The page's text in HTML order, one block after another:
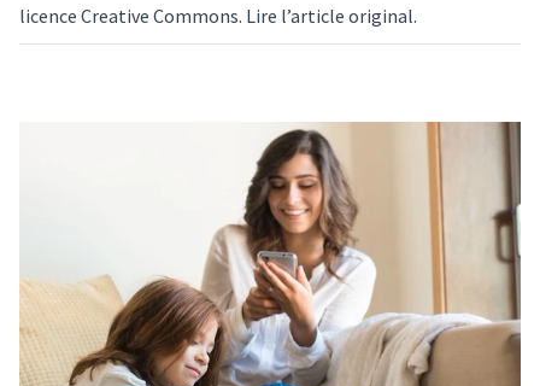
licence Creative Commons. Lire l’article original.